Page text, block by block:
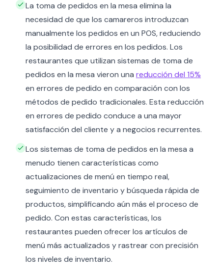
La toma de pedidos en la mesa elimina la
necesidad de que los camareros introduzcan
manualmente los pedidos en un POS, reduciendo
la posibilidad de errores en los pedidos. Los
restaurantes que utilizan sistemas de toma de
pedidos en la mesa vieron una reducción del 15%
en errores de pedido en comparación con los
métodos de pedido tradicionales. Esta reducción
en errores de pedido conduce a una mayor
satisfacción del cliente y a negocios recurrentes.
Los sistemas de toma de pedidos en la mesa a
menudo tienen características como
actualizaciones de menú en tiempo real,
seguimiento de inventario y búsqueda rápida de
productos, simplificando aún más el proceso de
pedido. Con estas características, los
restaurantes pueden ofrecer los artículos de
menú más actualizados y rastrear con precisión
los niveles de inventario.